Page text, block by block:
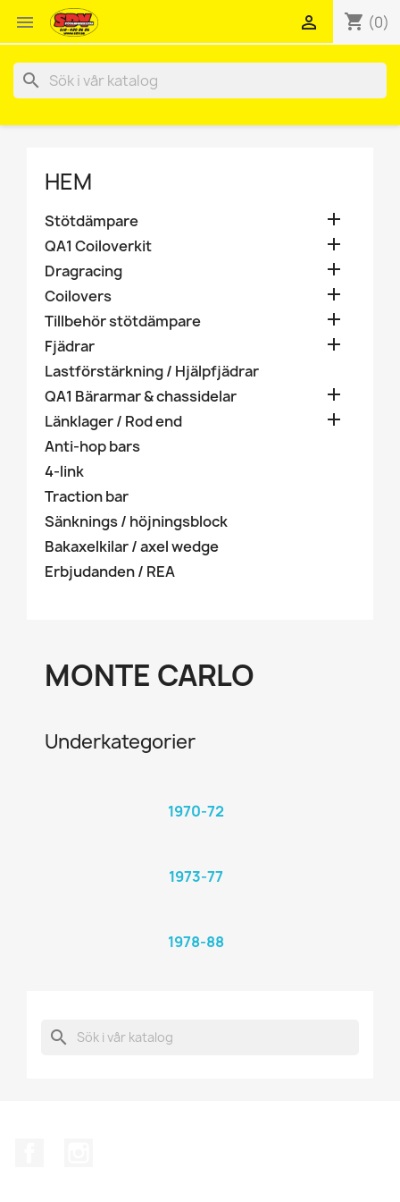
 shopping_cart (0)

search
HEM
Stötdämpare 
QA1 Coiloverkit 
Dragracing 
Coilovers 
Tillbehör stötdämpare 
Fjädrar 
Lastförstärkning / Hjälpfjädrar
QA1 Bärarmar & chassidelar

Länklager / Rod end 
Anti-hop bars
4-link
Traction bar
Sänknings / höjningsblock
Bakaxelkilar / axel wedge
Erbjudanden / REA
MONTE CARLO
Underkategorier
1970-72
1973-77
1978-88
search